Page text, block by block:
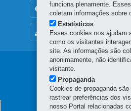
MAPA DO SITE
TRANSPARÊNCIA INSTITUCIONAL
Navegação
principal
SECRETARIA DA
funciona plenamente.
coletam informações sobre
Estatísticos
Esses cookies nos ajudam
como os visitantes
site. As informações são
anonimamente, não
visitante.
Propaganda
Cookies de propaganda
rastrear preferências dos
nosso Portal relacionadas